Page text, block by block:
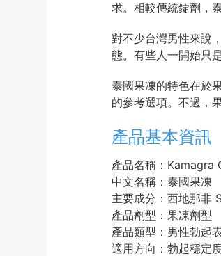
求。相較傳統錠劑，
對不少台灣男性來說
態。有些人一開始只
泰國果凍的特色在於
的參考選項。不過，
產品基本資訊
產品名稱：Kamagra
中文名稱：泰國果凍
主要成分：西地那非
產品劑型：果凍劑型
產品類型：男性勃起
適用方向：勃起穩定